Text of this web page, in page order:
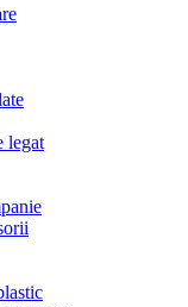
legat